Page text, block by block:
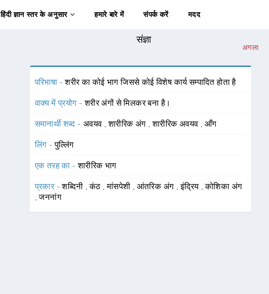
हिंदी ज्ञान स्तर के अनुसार हमारे बारे में संपर्क करें मदद
संज्ञा
अगला
परिभाषा -शरीर का कोई भाग जिससे कोई विशेष कार्य सम्पादित होता है
वाक्य में प्रयोग -शरीर अंगों से मिलकर बना है।
समानार्थी शब्द - अवयव ,शारीरिक अंग ,शारीरिक अवयव , आँग
लिंग -पुल्लिंग
एक तरह का -शारीरिक भाग
प्रकार -शब्दिनी ,कंठ ,मांसपेशी , आंतरिक अंग ,इंद्रिय ,कोशिका अंग
,जननांग